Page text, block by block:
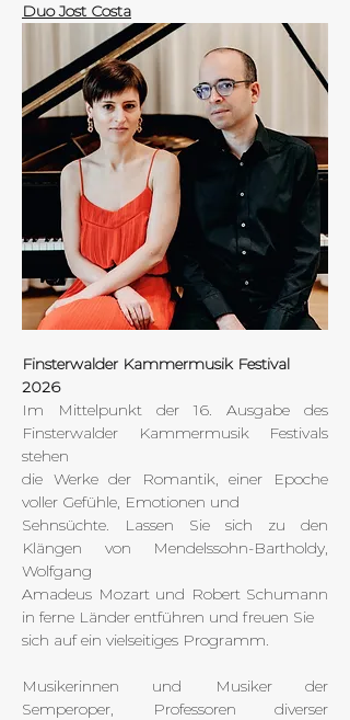
Duo Jost Costa
Finsterwalder Kammermusik Festival
2026
Im Mittelpunkt der 16. Ausgabe des
Finsterwalder Kammermusik Festivals
stehen
die Werke der Romantik, einer Epoche
voller Gefühle, Emotionen und
Sehnsüchte. Lassen Sie sich zu den
Klängen von Mendelssohn-Bartholdy,
Wolfgang
Amadeus Mozart und Robert Schumann
in ferne Länder entführen und freuen Sie
sich auf ein vielseitiges Programm.
Musikerinnen und Musiker der
Semperoper, Professoren diverser